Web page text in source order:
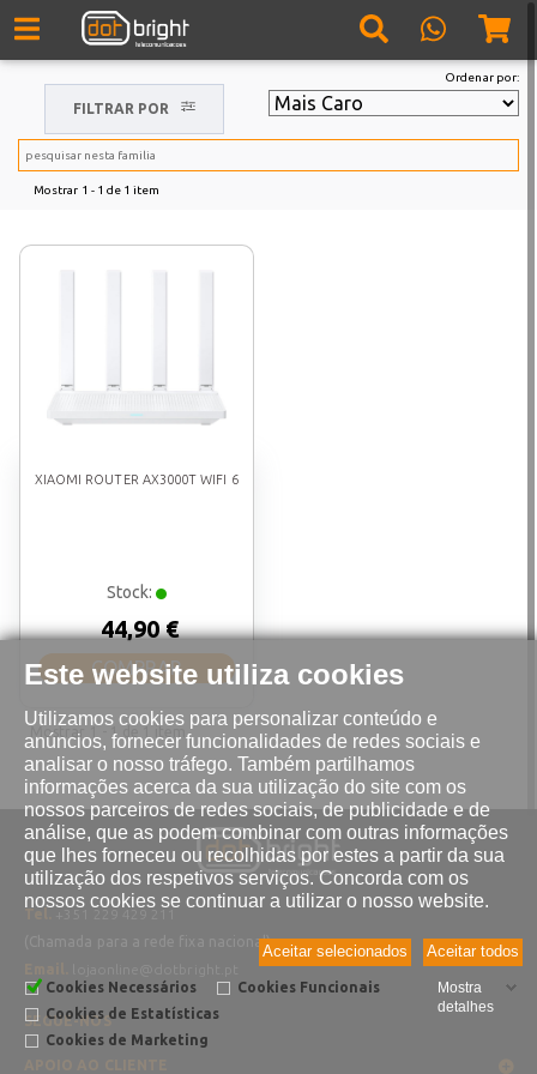
Este website utiliza cookies
Utilizamos cookies para personalizar conteúdo e
anúncios, fornecer funcionalidades de redes sociais e
analisar o nosso tráfego. Também partilhamos
informações acerca da sua utilização do site com os
nossos parceiros de redes sociais, de publicidade e de
análise, que as podem combinar com outras informações
que lhes forneceu ou recolhidas por estes a partir da sua
utilização dos respetivos serviços. Concorda com os
nossos cookies se continuar a utilizar o nosso website.
Aceitar todos
Aceitar selecionados
Cookies Necessários
Cookies Funcionais
Cookies de Estatísticas
Cookies de Marketing
Mostra
detalhes
FILTRAR POR
Ordenar por:
Mostrar 1 - 1 de 1 item
XIAOMI ROUTER AX3000T WIFI 6
Stock:
44,90 €
COMPRAR
Mostrar 1 - 1
(Chamada para a rede fixa nacional)
SEGUE-NOS